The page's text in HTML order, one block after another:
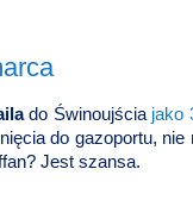
do Świnoujścia jako
do gazoportu,
Jest szansa.